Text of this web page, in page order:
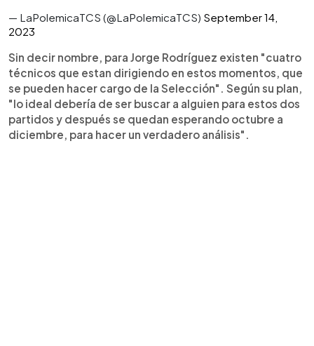
— LaPolemicaTCS (@LaPolemicaTCS) September 14,
2023
Sin decir nombre, para Jorge Rodríguez existen "cuatro
técnicos que estan dirigiendo en estos momentos, que
se pueden hacer cargo de la Selección". Según su plan,
"lo ideal debería de ser buscar a alguien para estos dos
partidos y después se quedan esperando octubre a
diciembre, para hacer un verdadero análisis".